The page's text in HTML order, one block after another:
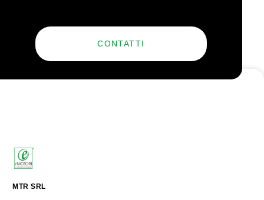
CONTATTI
MTR SRL